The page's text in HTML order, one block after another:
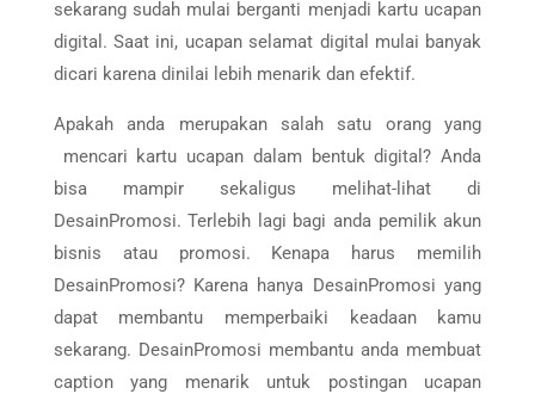
sekarang sudah mulai berganti menjadi kartu ucapan
digital. Saat ini, ucapan selamat digital mulai banyak
dicari karena dinilai lebih menarik dan efektif.
Apakah anda merupakan salah satu orang yang
mencari kartu ucapan dalam bentuk digital? Anda
bisa mampir sekaligus melihat-lihat di
DesainPromosi. Terlebih lagi bagi anda pemilik akun
bisnis atau promosi. Kenapa harus memilih
DesainPromosi? Karena hanya DesainPromosi yang
dapat membantu memperbaiki keadaan kamu
sekarang. DesainPromosi membantu anda membuat
caption yang menarik untuk postingan ucapan